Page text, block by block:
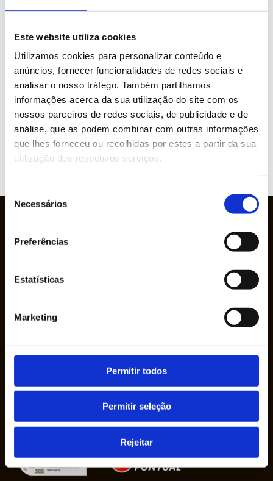
Este website utiliza cookies
Utilizamos cookies para personalizar conteúdo e
anúncios, fornecer funcionalidades de redes sociais e
analisar o nosso tráfego. Também partilhamos
informações acerca da sua utilização do site com os
nossos parceiros de redes sociais, de publicidade e de
análise, que as podem combinar com outras informações
que lhes forneceu ou recolhidas por estes a partir da sua
utilização dos respetivos serviços.
Necessários
Preferências
Estatísticas
Marketing
Permitir todos
Permitir seleção
Rejeitar
ABOUT THIS PRODUCT?
Brands represented
WEBSITE
founded in 1950 by Mr. Ruy de Lacerda, in his
own name, as a sole proprietorship.